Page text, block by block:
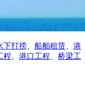
下打捞、 船舶租赁、 港
程、 港口工程、 桥梁工